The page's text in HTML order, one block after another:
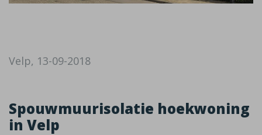
Velp, 13-09-2018
Spouwmuurisolatie hoekwoning
in Velp